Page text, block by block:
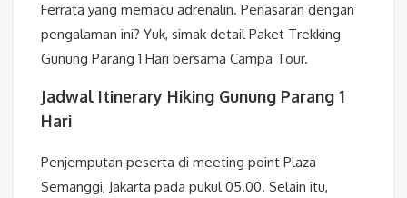
Ferrata yang memacu adrenalin. Penasaran dengan
pengalaman ini? Yuk, simak detail Paket Trekking
Gunung Parang 1 Hari bersama Campa Tour.
Jadwal Itinerary Hiking Gunung Parang 1
Hari
Penjemputan peserta di meeting point Plaza
Semanggi, Jakarta pada pukul 05.00. Selain itu,